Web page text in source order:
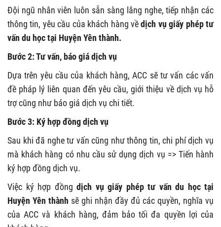
Đội ngũ nhân viên luôn sẵn sàng lắng nghe, tiếp nhận các
thông tin, yêu cầu của khách hàng vềdịch vụ giấy phép tư
vấn du học tại Huyện Yên thành.
Bước 2: Tư vấn, báo giá dịch vụ
Dựa trên yêu cầu của khách hàng, ACC sẽ tư vấn các vấn
đề pháp lý liên quan đến yêu cầu, giới thiệu về dịch vụ hỗ
trợ cũng như báo giá dịch vụ chi tiết.
Bước 3: Ký hợp đồng dịch vụ
Sau khi đã nghe tư vấn cũng như thông tin, chi phí dịch vụ
mà khách hàng có nhu cầu sử dụng dịch vụ => Tiến hành
ký hợp đồng dịch vụ.
Việc ký hợp đồng dịch vụ giấy phép tư vấn du học tại
Huyện Yên thành sẽ ghi nhận đầy đủ các quyền, nghĩa vụ
của ACC và khách hàng, đảm bảo tối đa quyền lợi của